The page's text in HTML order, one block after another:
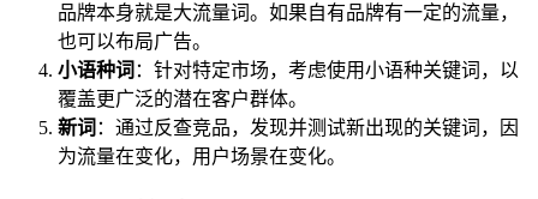
品牌本身就是大流量词。如果自有品牌有一定的流量，
也可以布局广告。
小语种词 ：针对特定市场，考虑使用小语种关键词，以
覆盖更广泛的潜在客户群体。
新词 ：通过反查竞品，发现并测试新出现的关键词，因
为流量在变化，用户场景在变化。